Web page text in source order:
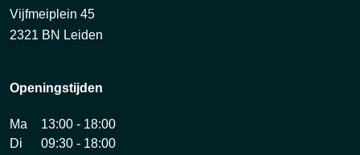
Vijfmeiplein 45
2321 BN Leiden
Openingstijden
Ma
13:00 - 18:00
Di
09:30 - 18:00